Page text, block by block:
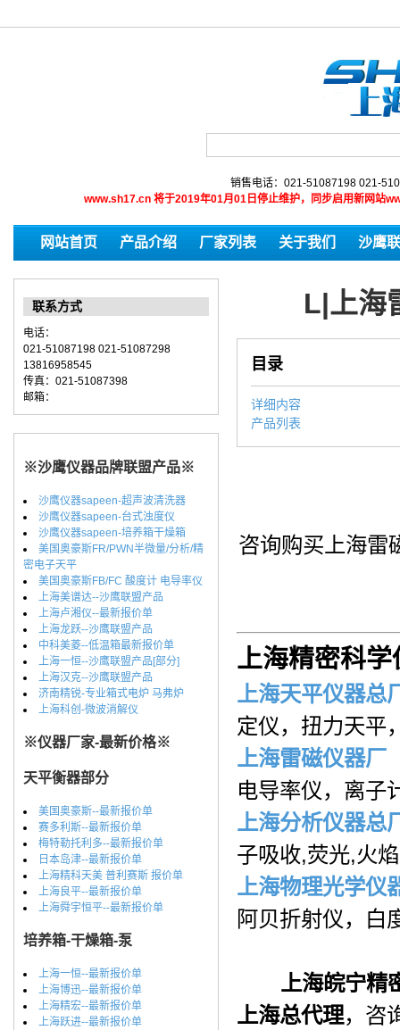
销售电话：021-51087198 021-
www.sh17.cn 将于2019年01月01日停止维护，同步启用新网站
网站首页 产品介绍 厂家列表 关于我们 沙鹰
联系方式
电话：
021-51087198 021-51087298
13816958545
传真：021-51087398
邮箱：
※沙鹰仪器品牌联盟产品※
沙鹰仪器sapeen-超声波清洗器
沙鹰仪器sapeen-台式浊度仪
沙鹰仪器sapeen-培养箱干燥箱
美国奥豪斯FR/PWN半微量/分析/精
密电子天平
美国奥豪斯FB/FC 酸度计 电导率仪
上海美谱达--沙鹰联盟产品
上海卢湘仪--最新报价单
上海龙跃--沙鹰联盟产品
中科美菱--低温箱最新报价单
上海一恒--沙鹰联盟产品[部分]
上海汉克--沙鹰联盟产品
济南精锐-专业箱式电炉 马弗炉
上海科创-微波消解仪
※仪器厂家-最新价格※
天平衡器部分
美国奥豪斯--最新报价单
赛多利斯--最新报价单
梅特勒托利多--最新报价单
日本岛津--最新报价单
上海精科天美 普利赛斯 报价单
上海良平--最新报价单
上海舜宇恒平--最新报价单
培养箱-干燥箱-泵
上海一恒--最新报价单
上海博迅--最新报价单
上海精宏--最新报价单
上海跃进--最新报价单
L|上海
目录
详细内容
产品列表
咨询购买上海雷
上海精密科
上海天平仪器总
定仪，扭力天平
上海雷磁仪器厂
电导率仪，离子
上海分析仪器总
子吸收,荧光,火
上海物理光学仪
阿贝折射仪，白
上海皖宁精
上海总代理，咨